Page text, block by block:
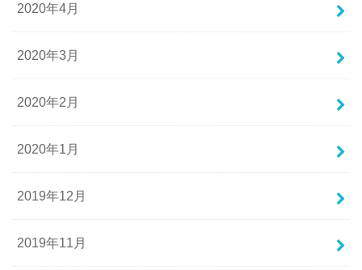
2020年4月
2020年3月
2020年2月
2020年1月
2019年12月
2019年11月